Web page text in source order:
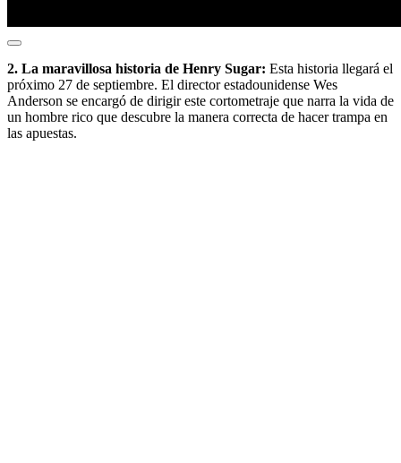
2. La maravillosa historia de Henry Sugar: Esta historia llegará el
próximo 27 de septiembre. El director estadounidense Wes
Anderson se encargó de dirigir este cortometraje que narra la vida de
un hombre rico que descubre la manera correcta de hacer trampa en
las apuestas.